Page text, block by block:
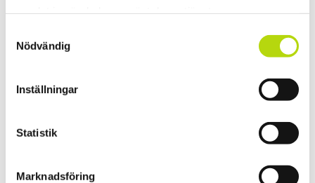
Nödvändig
Inställningar
Statistik
Marknadsföring